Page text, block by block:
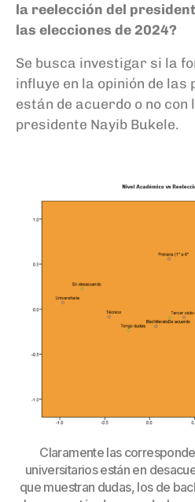
la reelección del
las elecciones de 2024?
Se busca investigar si la
influye en la opinión de las
están de acuerdo o no con
presidente Nayib Bukele.
Claramente las
universitarios están en
que muestran dudas, los de